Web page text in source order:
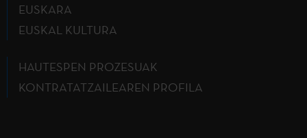
EUSKARA
EUSKAL KULTURA
HAUTESPEN PROZESUAK
KONTRATATZAILEAREN PROFILA